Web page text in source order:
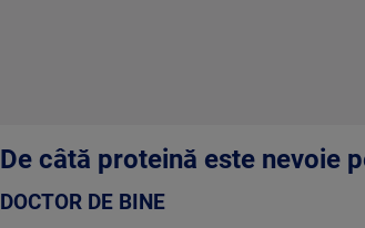
De câtă proteină este nevoie
DOCTOR DE BINE